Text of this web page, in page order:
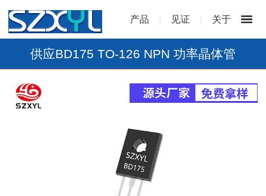
产品 | 见证 | 关于
供应BD175 TO-126 NPN 功率晶体管